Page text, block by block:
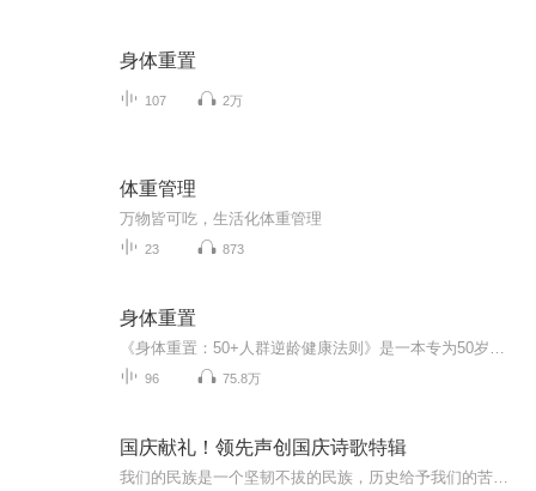
身体重置
107 2万
体重管理
万物皆可吃，生活化体重管理
23 873
身体重置
96 75.8万
国庆献礼！领先声创国庆诗歌特辑